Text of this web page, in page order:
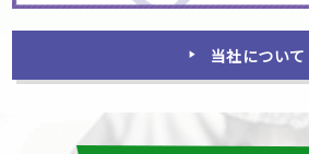
当社について